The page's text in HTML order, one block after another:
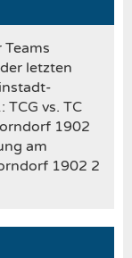
letzten
TCG vs. TC
1902
am
1902 2